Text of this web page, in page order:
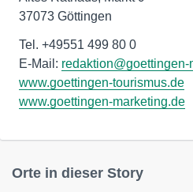
37073 Göttingen
Tel. +49551 499 80 0
E-Mail: redaktion@goettingen-
www.goettingen-tourismus.de
www.goettingen-marketing.de
Orte in dieser Story